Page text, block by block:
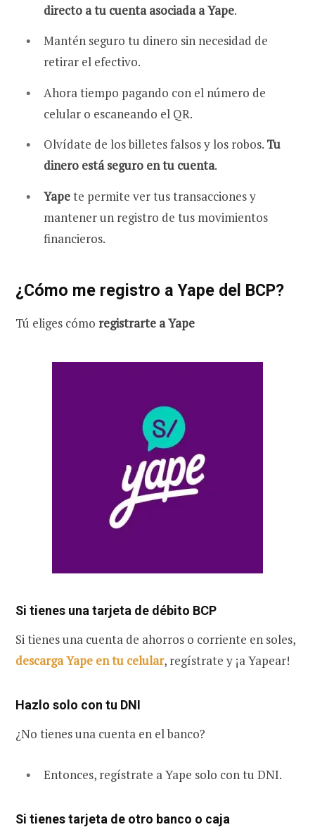
directo a tu cuenta asociada a Yape.
Mantén seguro tu dinero sin necesidad de
retirar el efectivo.
Ahora tiempo pagando con el número de
celular o escaneando el QR.
Olvídate de los billetes falsos y los robos. Tu
dinero está seguro en tu cuenta.
Yapete permite ver tus transacciones y
mantener un registro de tus movimientos
financieros.
¿Cómo me registro a Yape del BCP?
Tú eliges cómo registrarte a Yape
Si tienes una tarjeta de débito BCP
Si tienes una cuenta de ahorros o corriente en soles,
descarga Yape en tu celular, regístrate y ¡a Yapear!
Hazlo solo con tu DNI
¿No tienes una cuenta en el banco?
Entonces, regístrate a Yape solo con tu DNI.
Si tienes tarjeta de otro banco o caja